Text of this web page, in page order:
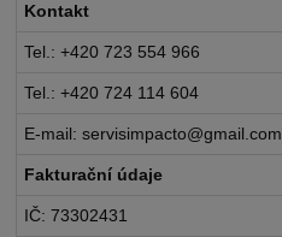
Kontakt
Tel.: +420 723 554 966
Tel.: +420 724 114 604
E-mail: servisimpacto@gmail.com
Fakturační údaje
IČ: 73302431